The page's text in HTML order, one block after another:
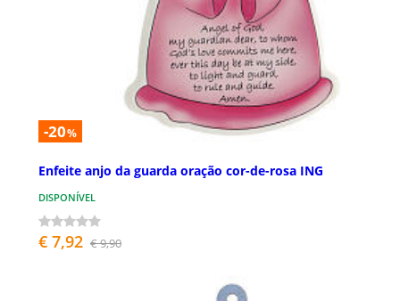
-20%
Enfeite anjo da guarda oração cor-de-rosa ING
DISPONÍVEL
€ 7,92 € 9,90